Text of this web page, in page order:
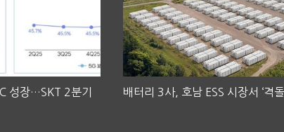
성장…SKT 2분기
배터리 3사, 호남 ESS 시장서 ‘격돌